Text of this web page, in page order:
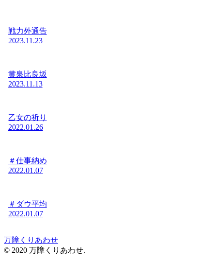
戦力外通告
2023.11.23
黄泉比良坂
2023.11.13
乙女の祈り
2022.01.26
＃仕事納め
2022.01.07
＃ダウ平均
2022.01.07
万障くりあわせ
© 2020 万障くりあわせ.